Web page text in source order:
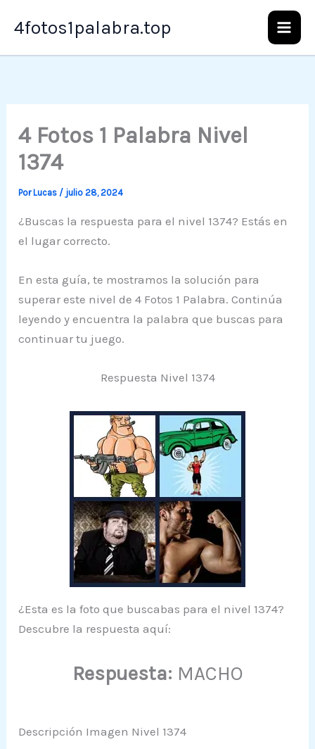
4fotos1palabra.top
4 Fotos 1 Palabra Nivel
1374
PorLucas / julio 28, 2024
¿Buscas la respuesta para el nivel 1374? Estás en
el lugar correcto.
En esta guía, te mostramos la solución para
superar este nivel de 4 Fotos 1 Palabra. Continúa
leyendo y encuentra la palabra que buscas para
continuar tu juego.
Respuesta Nivel 1374
¿Esta es la foto que buscabas para el nivel 1374?
Descubre la respuesta aquí:
Respuesta: MACHO
Descripción Imagen Nivel 1374